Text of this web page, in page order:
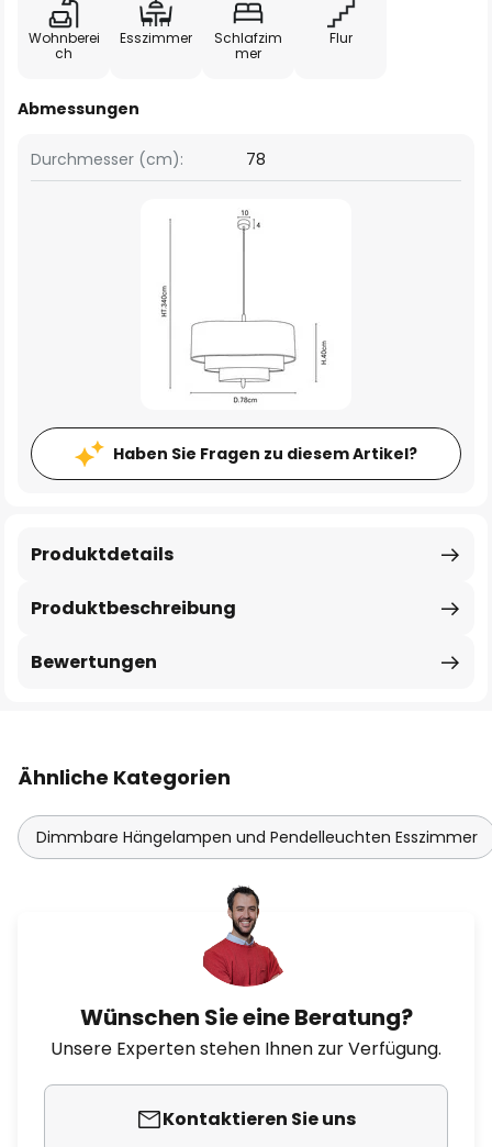
Wohnberei
ch
Esszimmer
Schlafzim
mer
Flur
Abmessungen
Durchmesser (cm): 78
Haben Sie Fragen zu diesem Artikel?
Produktbeschreibung
Produktdetails
Bewertungen
Ähnliche Kategorien
Dimmbare Hängelampen und Pendelleuchten Esszimmer
Wünschen Sie eine Beratung?
Unsere Experten stehen Ihnen zur Verfügung.
Kontaktieren Sie uns